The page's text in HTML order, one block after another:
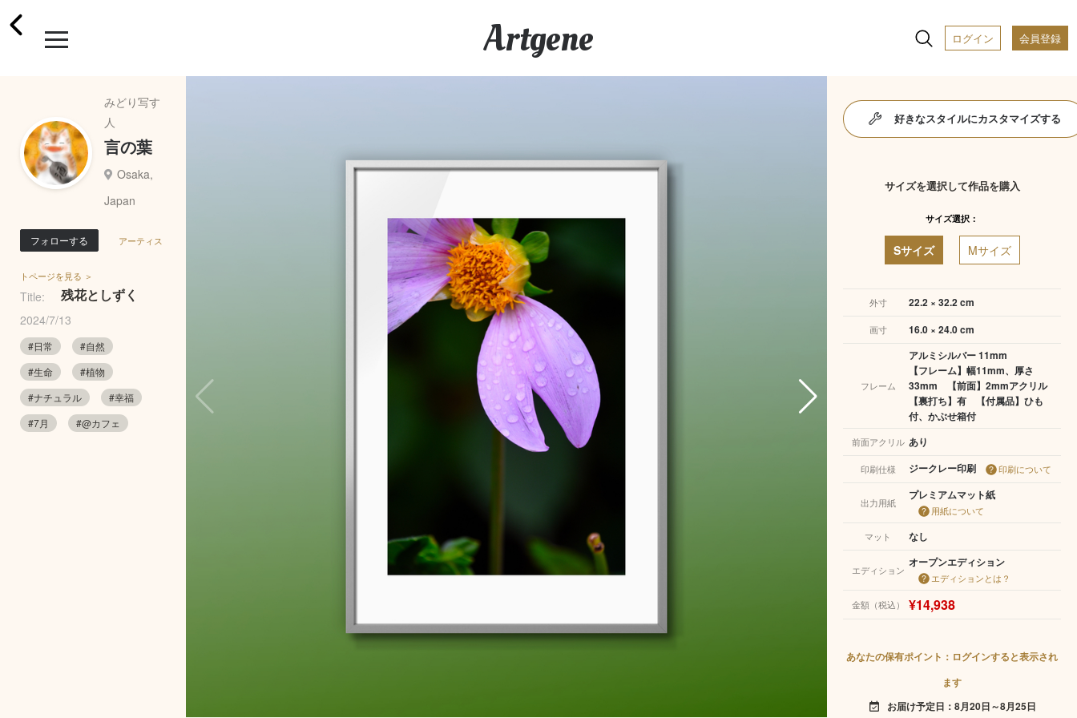
Artgene ログイン 会員登録
みどり写す
人
言の葉
Osaka,
Japan
フォローする アーティス
トページを見る ＞
Title: 残花としずく
2024/7/13
#日常
#自然
#生命
#植物
#ナチュラル
#幸福
#7月
#@カフェ
好きなスタイルにカスタマイズする
サイズを選択して作品を購入
サイズ選択：
Sサイズ Mサイズ
外寸 22.2 × 32.2 cm
画寸 16.0 × 24.0 cm
フレーム
アルミシルバー 11mm
【フレーム】幅11mm、厚さ
33mm 【前面】2mmアクリル
【裏打ち】有 【付属品】ひも
付、かぶせ箱付
前面アクリル あり
印刷仕様 ジークレー印刷 印刷について
出力用紙
プレミアムマット紙
用紙について
マット
なし
エディション
オープンエディション
エディションとは？
金額（税込） ¥14,938
あなたの保有ポイント：ログインすると表示され
ます
event_available お届け予定日：8月20日～8月25日